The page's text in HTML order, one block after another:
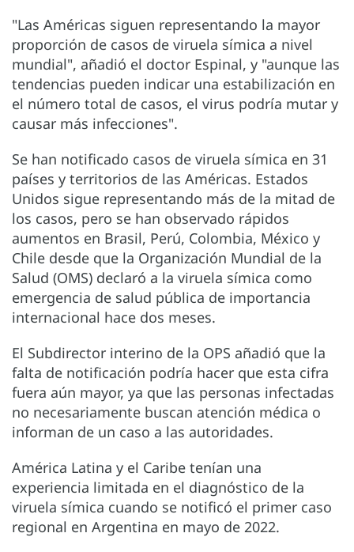
"Las Américas siguen representando la mayor
proporción de casos de viruela símica a nivel
mundial", añadió el doctor Espinal, y "aunque las
tendencias pueden indicar una estabilización en
el número total de casos, el virus podría mutar y
causar más infecciones".
Se han notificado casos de viruela símica en 31
países y territorios de las Américas. Estados
Unidos sigue representando más de la mitad de
los casos, pero se han observado rápidos
aumentos en Brasil, Perú, Colombia, México y
Chile desde que la Organización Mundial de la
Salud (OMS) declaró a la viruela símica como
emergencia de salud pública de importancia
internacional hace dos meses.
El Subdirector interino de la OPS añadió que la
falta de notificación podría hacer que esta cifra
fuera aún mayor, ya que las personas infectadas
no necesariamente buscan atención médica o
informan de un caso a las autoridades.
América Latina y el Caribe tenían una
experiencia limitada en el diagnóstico de la
viruela símica cuando se notificó el primer caso
regional en Argentina en mayo de 2022.